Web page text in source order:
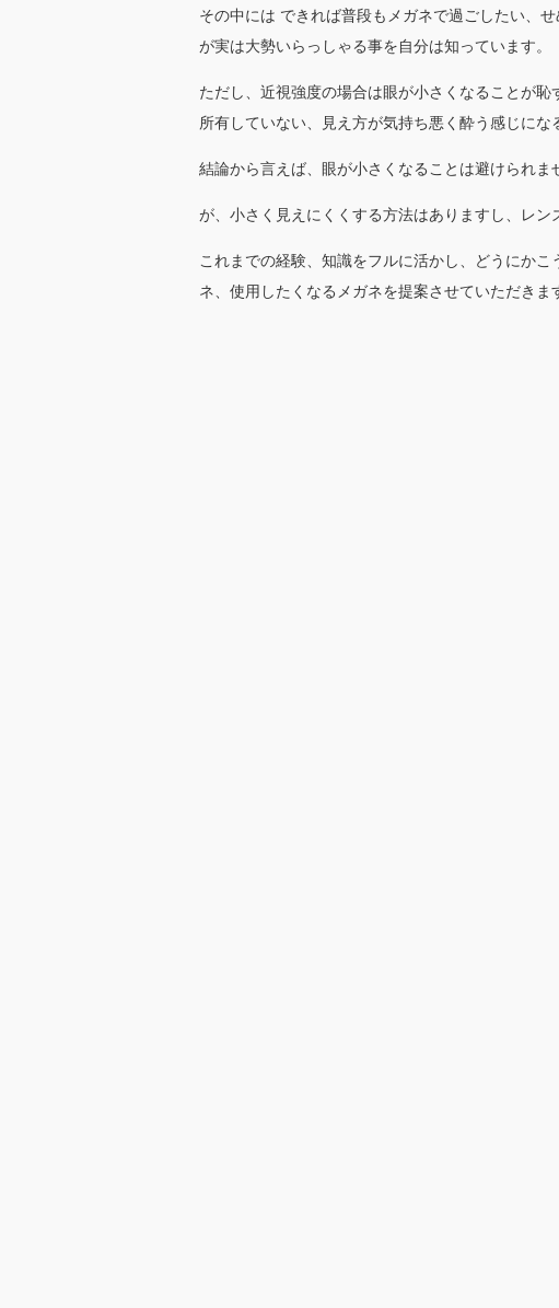
その中には できれば普段もメガネで過ごしたい、
が実は大勢いらっしゃる事を自分は知っています。
ただし、近視強度の場合は眼が小さくなることが
所有していない、見え方が気持ち悪く酔う感じにな
結論から言えば、眼が小さくなることは避けられま
が、小さく見えにくくする方法はありますし、レン
これまでの経験、知識をフルに活かし、どうにか
ネ、使用したくなるメガネを提案させていただきま